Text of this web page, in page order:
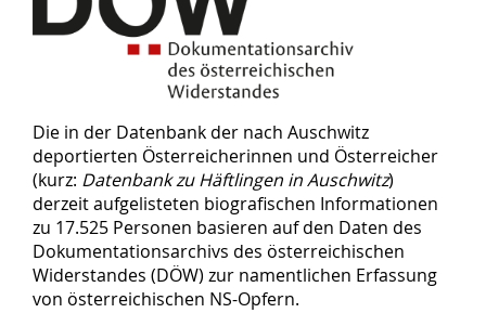
Die in der Datenbank der nach Auschwitz
deportierten Österreicherinnen und Österreicher
(kurz: Datenbank zu Häftlingen in Auschwitz)
derzeit aufgelisteten biografischen Informationen
zu 17.525 Personen basieren auf den Daten des
Dokumentationsarchivs des österreichischen
Widerstandes (DÖW) zur namentlichen Erfassung
von österreichischen NS-Opfern.